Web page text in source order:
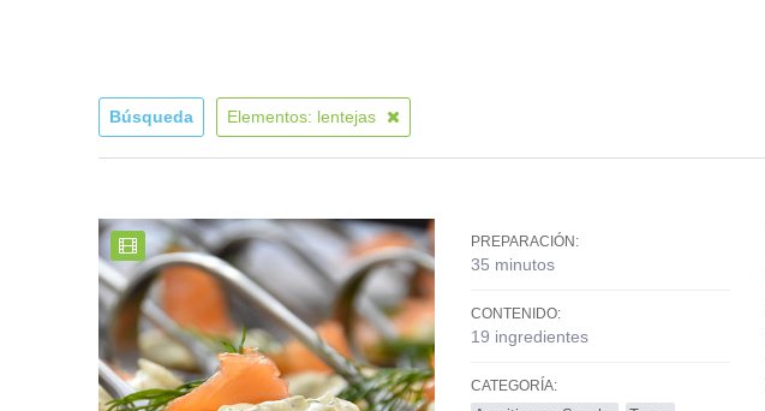
Búsqueda Elementos: lentejas
PREPARACIÓN:
35 minutos
CONTENIDO:
19 ingredientes
CATEGORÍA: